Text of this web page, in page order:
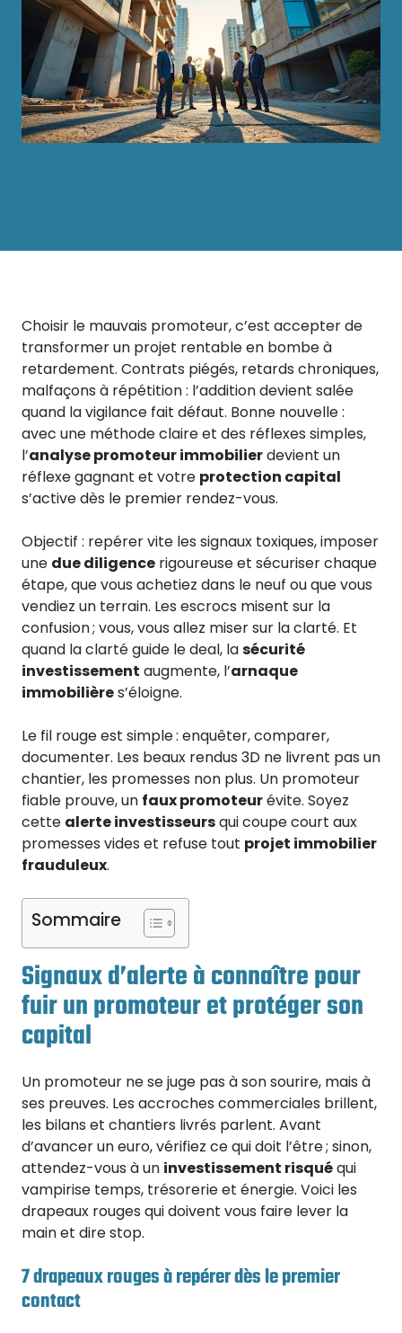
Choisir le mauvais promoteur, c’est accepter de
transformer un projet rentable en bombe à
retardement. Contrats piégés, retards chroniques,
malfaçons à répétition : l’addition devient salée
quand la vigilance fait défaut. Bonne nouvelle :
avec une méthode claire et des réflexes simples,
l’analyse promoteur immobilierdevient un
réflexe gagnant et votre protection capital
s’active dès le premier rendez-vous.
Objectif : repérer vite les signaux toxiques, imposer
une due diligence rigoureuse et sécuriser chaque
étape, que vous achetiez dans le neuf ou que vous
vendiez un terrain. Les escrocs misent sur la
confusion ; vous, vous allez miser sur la clarté. Et
quand la clarté guide le deal, lasécurité
investissement augmente, l’arnaque
immobilières’éloigne.
Le fil rouge est simple : enquêter, comparer,
documenter. Les beaux rendus 3D ne livrent pas un
chantier, les promesses non plus. Un promoteur
fiable prouve, un faux promoteurévite. Soyez
cette alerte investisseursqui coupe court aux
promesses vides et refuse tout projet immobilier
frauduleux.
Sommaire
Signaux d’alerte à connaître pour
fuir un promoteur et protéger son
capital
Un promoteur ne se juge pas à son sourire, mais à
ses preuves. Les accroches commerciales brillent,
les bilans et chantiers livrés parlent. Avant
d’avancer un euro, vérifiez ce qui doit l’être ; sinon,
attendez-vous à un investissement risquéqui
vampirise temps, trésorerie et énergie. Voici les
drapeaux rouges qui doivent vous faire lever la
main et dire stop.
7 drapeaux rouges à repérer dès le premier
contact